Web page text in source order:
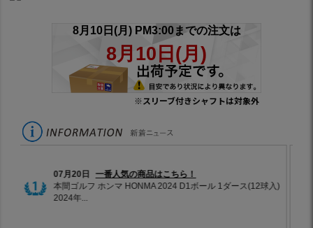
※スリーブ付きシャフトは対象外